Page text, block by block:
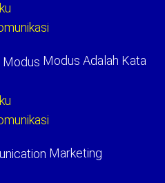
Modus Adalah Kata
Marketing